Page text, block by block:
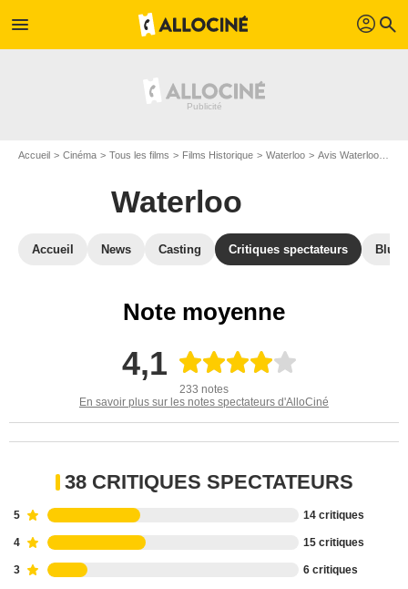
menu profil search
Accueil Cinéma Tous les films Films Historique Waterloo Avis Waterloo
Waterloo
Accueil News Casting Critiques spectateurs Blu-
Note moyenne
4,1
233 notes
En savoir plus sur les notes spectateurs d'AlloCiné
38 CRITIQUES SPECTATEURS
5 14 critiques
4 15 critiques
3 6 critiques